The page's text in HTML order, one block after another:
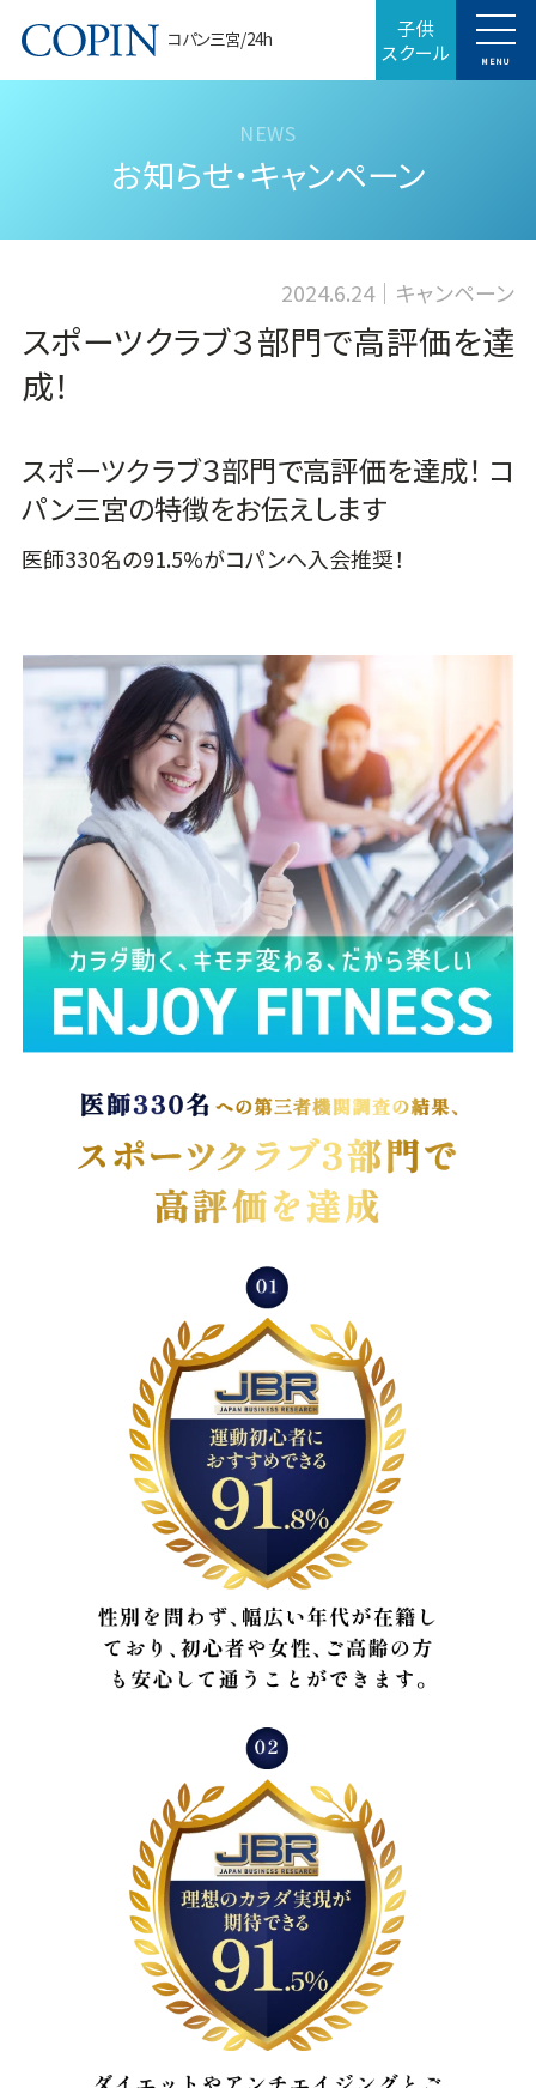
コパン三宮/24h 子供
スクール MENU
お知らせ・キャンペーン
スポーツクラブ３部門で高評価を達
成！
2024.6.24 キャンペーン
スポーツクラブ３部門で高評価を達成！ コ
パン三宮の特徴をお伝えします
医師330名の91.5%がコパンへ入会推奨！